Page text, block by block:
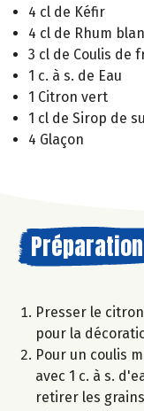
4 cl de Kéfir
4 cl de Rhum
3 cl de Coulis de
1 c. à s. de Eau
1 Citron vert
1 cl de Sirop de
4 Glaçon
Préparation
Presser le
pour la
Pour un coulis
avec 1 c. à s.
retirer les